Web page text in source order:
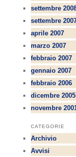
settembre
settembre
aprile 2007
marzo 2007
febbraio 2007
gennaio 2007
febbraio 2006
dicembre 2005
novembre
CATEGORIE
Archivio
Avvisi